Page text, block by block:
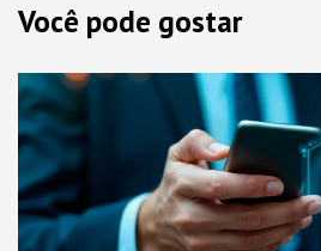
Você pode gostar